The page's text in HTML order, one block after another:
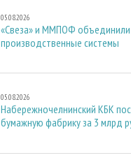
05.08.2026
«Свеза» и ММПОФ объединили
производственные системы
05.08.2026
Набережночелнинский КБК
бумажную фабрику за 3 млрд